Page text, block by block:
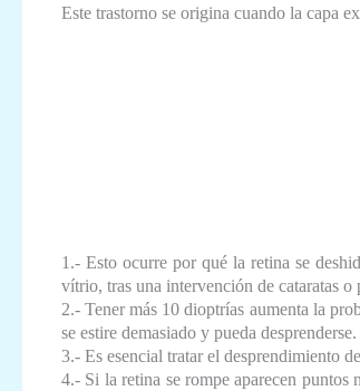
Este trastorno se origina cuando la capa
1.- Esto ocurre por qué la retina se
vítrio, tras una intervención de cataratas
2.- Tener más 10 dioptrías aumenta la
se estire demasiado y pueda desprenderse.
3.- Es esencial tratar el desprendimiento
4.- Si la retina se rompe aparecen puntos